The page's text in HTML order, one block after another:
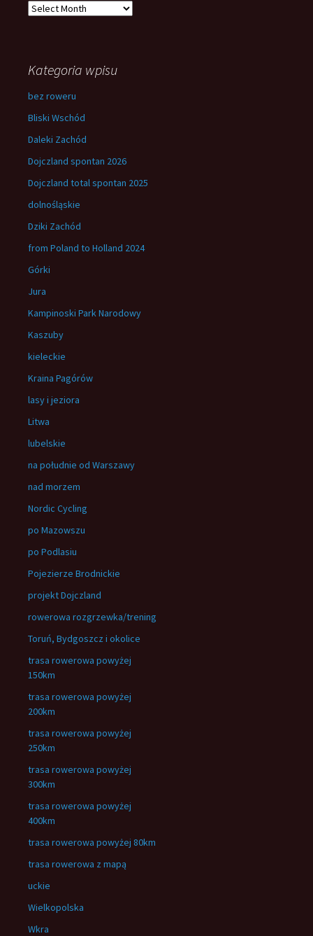
Archives
Kategoria wpisu
bez roweru
Bliski Wschód
Daleki Zachód
Dojczland spontan 2026
Dojczland total spontan 2025
dolnośląskie
Dziki Zachód
from Poland to Holland 2024
Górki
Jura
Kampinoski Park Narodowy
Kaszuby
kieleckie
Kraina Pagórów
lasy i jeziora
Litwa
lubelskie
na południe od Warszawy
nad morzem
Nordic Cycling
po Mazowszu
po Podlasiu
Pojezierze Brodnickie
projekt Dojczland
rowerowa rozgrzewka/trening
Toruń, Bydgoszcz i okolice
trasa rowerowa powyżej
150km
trasa rowerowa powyżej
200km
trasa rowerowa powyżej
250km
trasa rowerowa powyżej
300km
trasa rowerowa powyżej
400km
trasa rowerowa powyżej 80km
trasa rowerowa z mapą
uckie
Wielkopolska
Wkra